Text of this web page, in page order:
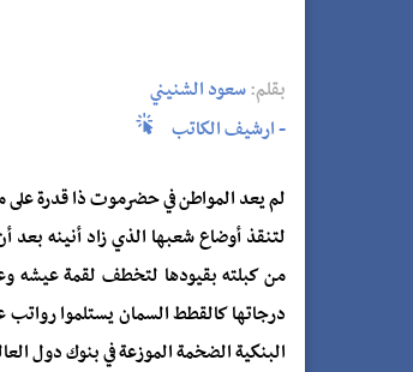
بقلم:سعود الشنيني
- ارشيف الكاتب
لم يعد المواطن في حضرموت ذا قدرة على
لتنقذ أوضاع شعبها الذي زاد أنينه
من كبلته بقيودها لتخطف لقمة عيشه
درجاتها كالقطط السمان يستلموا
البنكية الضخمة الموزعة في بنوك دول